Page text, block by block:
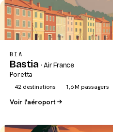
BIA
Bastia· Air France
Poretta
42 destinations 1,6 M passagers
Voir l'aéroport